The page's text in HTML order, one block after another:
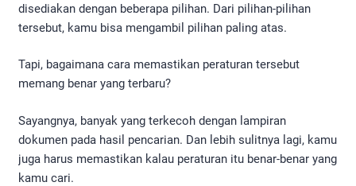
disediakan dengan beberapa pilihan. Dari pilihan-pilihan
tersebut, kamu bisa mengambil pilihan paling atas.
Tapi, bagaimana cara memastikan peraturan tersebut
memang benar yang terbaru?
Sayangnya, banyak yang terkecoh dengan lampiran
dokumen pada hasil pencarian. Dan lebih sulitnya lagi, kamu
juga harus memastikan kalau peraturan itu benar-benar yang
kamu cari.